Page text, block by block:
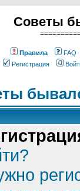
Советы
Правила
FAQ
Регистрация